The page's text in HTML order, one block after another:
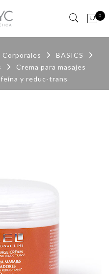
0
Corporales
BASICS
Crema para masajes
y reduc-trans